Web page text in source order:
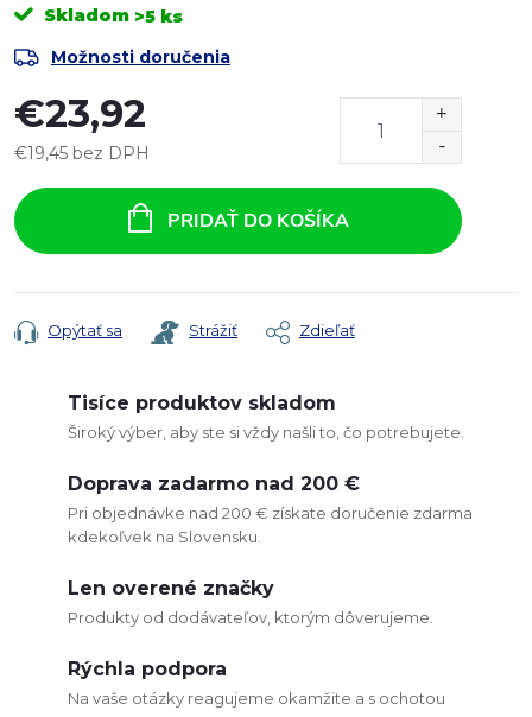
Skladom >5 ks
Možnosti doručenia
€23,92
€19,45 bez DPH
cena:
PRIDAŤ DO KOŠÍKA
Opýtať sa Strážiť Zdieľať
Tisíce produktov skladom
Široký výber, aby ste si vždy našli to, čo potrebujete.
Doprava zadarmo nad 200 €
Pri objednávke nad 200 € získate doručenie zdarma
kdekoľvek na Slovensku.
Len overené značky
Produkty od dodávateľov, ktorým dôverujeme.
Rýchla podpora
Na vaše otázky reagujeme okamžite a s ochotou